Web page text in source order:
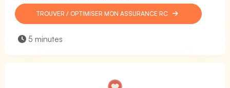
TROUVER / OPTIMISER MON ASSURANCE RC
5 minutes